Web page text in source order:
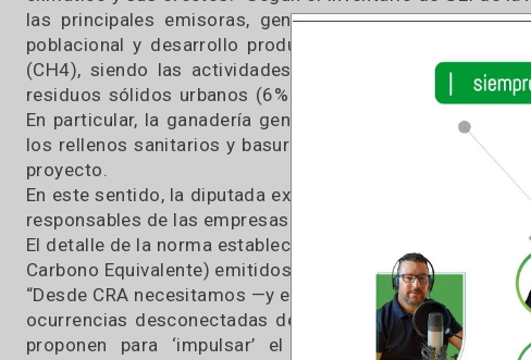
“Que una diputada impulse cobrar un impuesto
ambiental: es otra muestra de la capacidad de
produce en Argentina, vuelven a atacar al sector
Por su parte, Confederación de Asociaciones
“Cobrar por respirar a las vacas no reduce
seguir esquilmando al que produce.
El proyecto de ley argumenta que la tasa surge
climático y sus efectos. “Según el Inventario de
las principales emisoras, generando un cuarto
poblacional y desarrollo productivo. Del total de
(CH4), siendo las actividades ganaderas (19%
residuos sólidos urbanos (6% de las emisiones
En particular, la ganadería genera metano por